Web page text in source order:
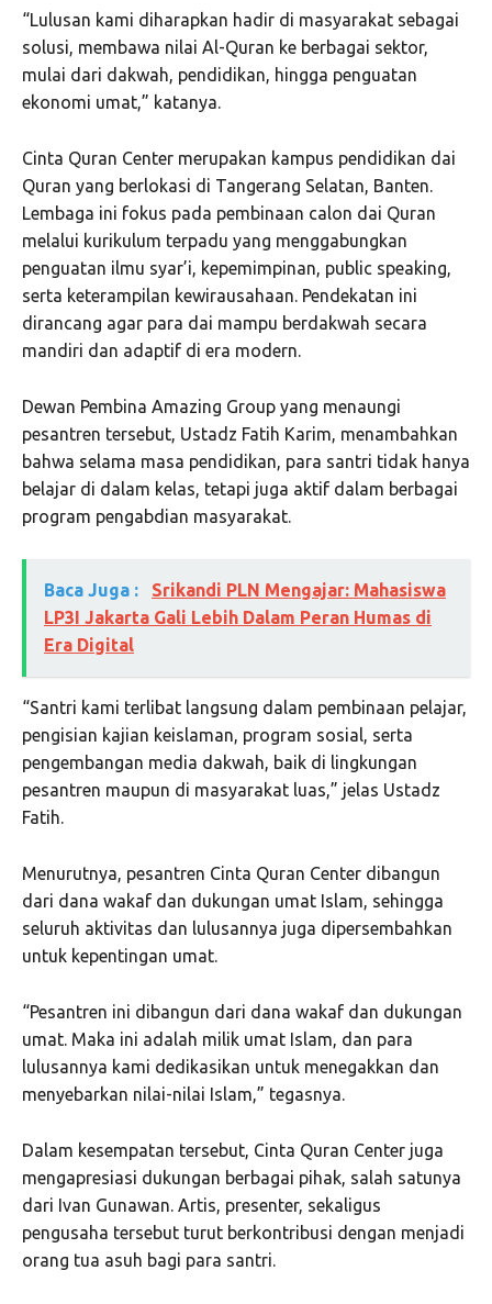
“Lulusan kami diharapkan hadir di masyarakat sebagai
solusi, membawa nilai Al-Quran ke berbagai sektor,
mulai dari dakwah, pendidikan, hingga penguatan
ekonomi umat,” katanya.
Cinta Quran Center merupakan kampus pendidikan dai
Quran yang berlokasi di Tangerang Selatan, Banten.
Lembaga ini fokus pada pembinaan calon dai Quran
melalui kurikulum terpadu yang menggabungkan
penguatan ilmu syar’i, kepemimpinan, public speaking,
serta keterampilan kewirausahaan. Pendekatan ini
dirancang agar para dai mampu berdakwah secara
mandiri dan adaptif di era modern.
Dewan Pembina Amazing Group yang menaungi
pesantren tersebut, Ustadz Fatih Karim, menambahkan
bahwa selama masa pendidikan, para santri tidak hanya
belajar di dalam kelas, tetapi juga aktif dalam berbagai
program pengabdian masyarakat.
Baca Juga :
Srikandi PLN Mengajar: Mahasiswa
LP3I Jakarta Gali Lebih Dalam Peran Humas di
Era Digital
“Santri kami terlibat langsung dalam pembinaan pelajar,
pengisian kajian keislaman, program sosial, serta
pengembangan media dakwah, baik di lingkungan
pesantren maupun di masyarakat luas,” jelas Ustadz
Fatih.
Menurutnya, pesantren Cinta Quran Center dibangun
dari dana wakaf dan dukungan umat Islam, sehingga
seluruh aktivitas dan lulusannya juga dipersembahkan
untuk kepentingan umat.
“Pesantren ini dibangun dari dana wakaf dan dukungan
umat. Maka ini adalah milik umat Islam, dan para
lulusannya kami dedikasikan untuk menegakkan dan
menyebarkan nilai-nilai Islam,” tegasnya.
Dalam kesempatan tersebut, Cinta Quran Center juga
mengapresiasi dukungan berbagai pihak, salah satunya
dari Ivan Gunawan. Artis, presenter, sekaligus
pengusaha tersebut turut berkontribusi dengan menjadi
orang tua asuh bagi para santri.